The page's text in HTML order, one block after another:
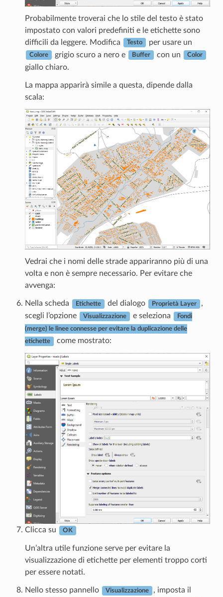
Probabilmente troverai che lo stile del testo è stato
impostato con valori predefiniti e le etichette sono
difficili da leggere. Modifica
Testo per usare un
Colore grigio scuro a nero e Buffer con un Color
giallo chiaro.
La mappa apparirà simile a questa, dipende dalla
scala:
Vedrai che i nomi delle strade appariranno più di una
volta e non è sempre necessario. Per evitare che
avvenga:
Nella scheda Etichette del dialogo Proprietà Layer
,
scegli l’opzione
Visualizzazione e seleziona Fondi
(merge) le linee connesse per evitare la duplicazione delle
etichette come mostrato:
Clicca su OK
Un’altra utile funzione serve per evitare la
visualizzazione di etichette per elementi troppo corti
per essere notati.
Nello stesso pannello Visualizzazione
, imposta il